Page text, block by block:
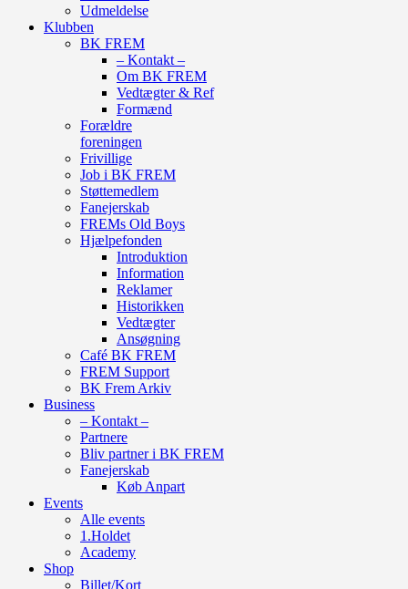
Udmeldelse
Klubben
BK FREM
– Kontakt –
Om BK FREM
Vedtægter & Ref
Formænd
Forældre
foreningen
Frivillige
Job i BK FREM
Støttemedlem
Fanejerskab
FREMs Old Boys
Hjælpefonden
Introduktion
Information
Reklamer
Historikken
Vedtægter
Ansøgning
Café BK FREM
FREM Support
BK Frem Arkiv
Business
– Kontakt –
Partnere
Bliv partner i BK FREM
Fanejerskab
Køb Anpart
Events
Alle events
1.Holdet
Academy
Shop
Billet/Kort